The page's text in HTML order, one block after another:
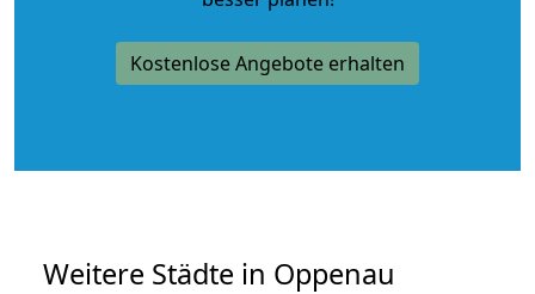
Kostenlose Angebote erhalten
Weitere Städte in Oppenau